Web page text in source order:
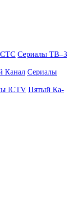
СТС Се­риа­лы ТВ–3
Ка­нал Се­риа­лы
ICTV Пя­тый Ка­